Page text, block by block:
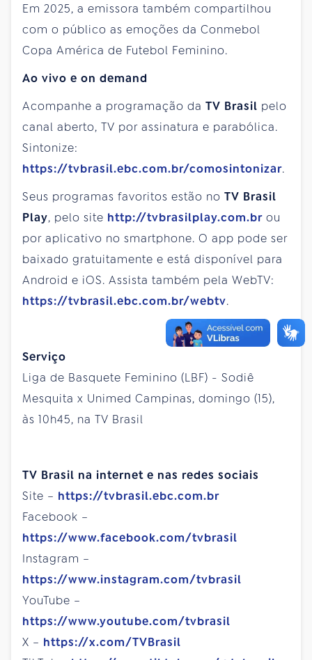
Em 2025, a emissora também compartilhou
com o público as emoções da Conmebol
Copa América de Futebol Feminino.
Ao vivo e on demand
Acompanhe a programação da TV Brasil pelo
canal aberto, TV por assinatura e parabólica.
Sintonize:
https://tvbrasil.ebc.com.br/comosintonizar.
Seus programas favoritos estão no TV Brasil
Play, pelo site http://tvbrasilplay.com.br ou
por aplicativo no smartphone. O app pode ser
baixado gratuitamente e está disponível para
Android e iOS. Assista também pela WebTV:
https://tvbrasil.ebc.com.br/webtv.
Serviço
Liga de Basquete Feminino (LBF) - Sodiê
Mesquita x Unimed Campinas, domingo (15),
às 10h45, na TV Brasil
TV Brasil na internet e nas redes sociais
Site – https://tvbrasil.ebc.com.br
Facebook –
https://www.facebook.com/tvbrasil
Instagram –
https://www.instagram.com/tvbrasil
YouTube –
https://www.youtube.com/tvbrasil
X – https://x.com/TVBrasil